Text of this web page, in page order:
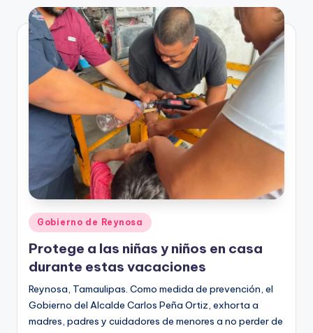
.
p
e
s
Publicado
en
Gobierno de Reynosa
Protege a las niñas y niños en casa
durante estas vacaciones
Reynosa, Tamaulipas. Como medida de prevención, el
Gobierno del Alcalde Carlos Peña Ortiz, exhorta a
madres, padres y cuidadores de menores a no perder de